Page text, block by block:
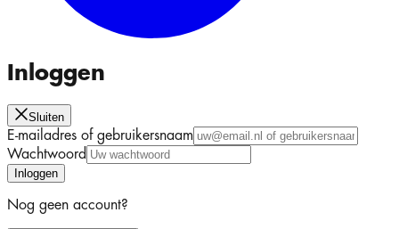
Inloggen
Sluiten
E-mailadres of gebruikersnaam
Wachtwoord
Inloggen
Nog geen account?